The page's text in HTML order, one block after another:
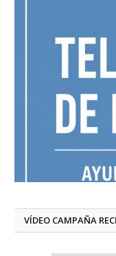
VÍDEO CAMPAÑA